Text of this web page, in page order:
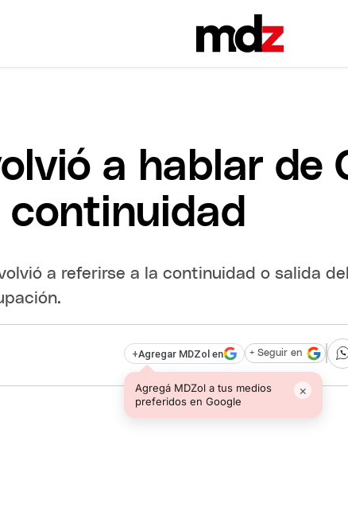
a hablar de
continuidad
a referirse a la continuidad o salida del
+Agregar MDZol en
Agregá MDZol a tus medios
preferidos en Google
×
+ Seguir en